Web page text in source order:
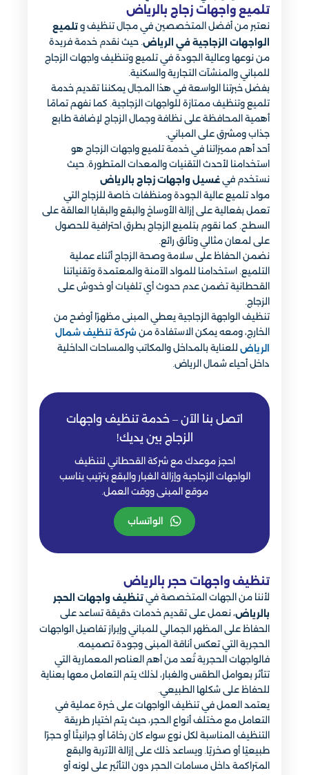
تلميع واجهات زجاج بالرياض
نعتبر من أفضل المتخصصين في مجال تنظيف و تلميع
الواجهات الزجاجية في الرياض. حيث نقدم خدمة فريدة
من نوعها وعالية الجودة في تلميع وتنظيف واجهات الزجاج
للمباني والمنشآت التجارية والسكنية.
بفضل خبرتنا الواسعة في هذا المجال يمكننا تقديم خدمة
تلميع وتنظيف ممتازة للواجهات الزجاجية. كما نفهم تمامًا
أهمية المحافظة على نظافة وجمال الزجاج لإضافة طابع
جذاب ومشرق على المباني.
أحد أهم مميزاتنا في خدمة تلميع واجهات الزجاج هو
استخدامنا لأحدث التقنيات والمعدات المتطورة. حيث
نستخدم في غسيل واجهات زجاج بالرياض
مواد تلميع عالية الجودة ومنظفات خاصة للزجاج التي
تعمل بفعالية على إزالة الأوساخ والبقع والبقايا العالقة على
السطح. كما نقوم بتلميع الزجاج بطرق احترافية للحصول
على لمعان مثالي وتألق رائع.
نضمن الحفاظ على سلامة وصحة الزجاج أثناء عملية
التلميع. استخدامنا للمواد الآمنة والمعتمدة وتقنياتنا
القحطانية تضمن عدم حدوث أي تلفيات أو خدوش على
الزجاج.
تنظيف الواجهة الزجاجية يعطي المبنى مظهرًا أوضح من
الخارج، ومعه يمكن الاستفادة من شركة تنظيف شمال
الرياض للعناية بالمداخل والمكاتب والمساحات الداخلية
داخل أحياء شمال الرياض.
اتصل بنا الآن – خدمة تنظيف واجهات
الزجاج بين يديك!
احجز موعدك مع شركة القحطاني لتنظيف
الواجهات الزجاجية وإزالة الغبار والبقع بترتيب يناسب
موقع المبنى ووقت العمل.
الواتساب
تنظيف واجهات حجر بالرياض
لأننا من الجهات المتخصصة في تنظيف واجهات الحجر
بالرياض، نعمل على تقديم خدمات دقيقة تساعد على
الحفاظ على المظهر الجمالي للمباني وإبراز تفاصيل الواجهات
الحجرية التي تعكس أناقة المبنى وجودة تصميمه.
فالواجهات الحجرية تُعد من أهم العناصر المعمارية التي
تتأثر بعوامل الطقس والغبار، لذلك يتم التعامل معها بعناية
للحفاظ على شكلها الطبيعي.
يعتمد العمل في تنظيف الواجهات على خبرة عملية في
التعامل مع مختلف أنواع الحجر، حيث يتم اختيار طريقة
التنظيف المناسبة لكل نوع سواء كان رخامًا أو جرانيتًا أو حجرًا
طبيعيًا أو صخريًا. ويساعد ذلك على إزالة الأتربة والبقع
المتراكمة داخل مسامات الحجر دون التأثير على لونه أو